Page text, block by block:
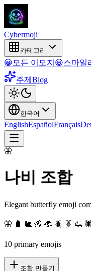
Cybermoji
카테고리
😀 모든 이모지 😀스마일
주제 Blog
한국어
EnglishEspañolFrançais
🦋
나비 조합
Elegant butterfly emoji
🦋 🐛 🐌 🐝 🐞 🪲 🪳 🦗
10 primary emojis
조합 만들기